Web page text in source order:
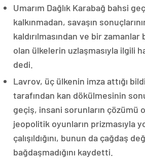
Umarım Dağlık Karabağ bahsi
kalkınmadan, savaşın
kaldırılmasından ve bir
olan ülkelerin uzlaşmasıyla ilgili
dedi.
Lavrov, üç ülkenin imza attığı
tarafından kan dökülmesinin
geçiş, insani sorunların çözümü
jeopolitik oyunların prizmasıyla
çalışıldığını, bunun da çağdaş
bağdaşmadığını kaydetti.